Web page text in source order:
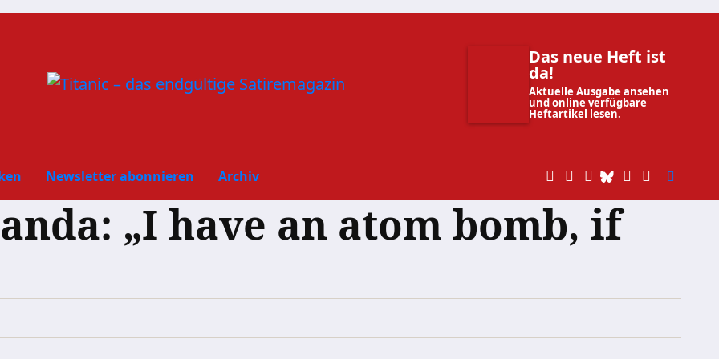
Das neue Heft ist
da!
Aktuelle Ausgabe ansehen
und online verfügbare
Heftartikel lesen.
Newsletter abonnieren Archiv
„I have an atom bomb, if